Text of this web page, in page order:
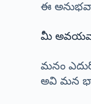
ఈ
మీ
మనం
అవి మన